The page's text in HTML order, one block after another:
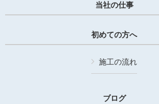
当社の仕事
初めての方へ
施工の流れ
ブログ